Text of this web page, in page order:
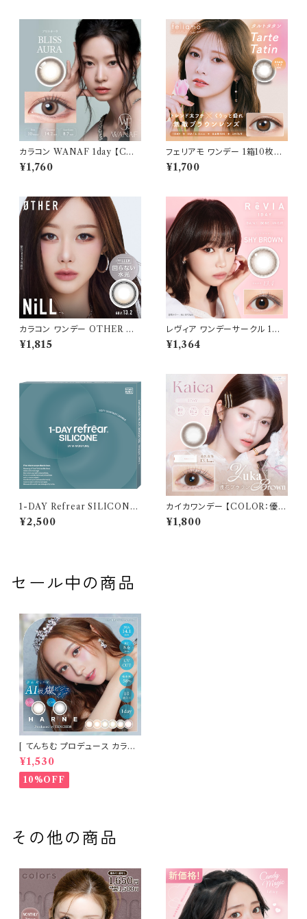
カラコン WANAF 1day 【COL
OR：ブリスオーラ】1箱 10枚入
ワナフ ワンデー キムミンジュ K
レンズ
¥1,760
フェリアモ ワンデー 1箱10枚入
り【COLOR：タルトタタン】 白石
麻衣（まいやん） イメージモデ
ンタクトレンズ
¥1,700
カラコン ワンデー OTHER ア
ザー 【COLOR：NiLL - ニル
(ブラウン)】NEWデビュー 1day
度あり 度なし 水光レンズ 固定
¥1,815
レヴィア ワンデーサークル 1箱1
0枚入 【COLOR：シャイブラウ
ン】14.1mm ReVIA 1day CIR
¥1,364
1-DAY Refrear SILICONE
UV W-Moisture （ワンデーリ
フレア シリコーン ユーブイ ダブ
¥2,500
カイカワンデー 【COLOR：優花
ブラウン】 1箱10枚 14.2mm 度
なし 度あり 中野恵那 カラコン
¥1,800
セール中の商品
[ てんちむ プロデュース カラコ
ン ] HARNE (ハルネ) ワンデー
1day 10枚入り （当日発送） 1da
y
¥1,530
10%OFF
その他の商品